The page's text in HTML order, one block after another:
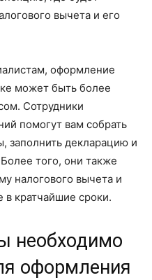
вычета и его
оформление
может быть более
Сотрудники
помогут вам собрать
заполнить декларацию и
того, они также
налогового вычета и
в кратчайшие сроки.
необходимо
оформления